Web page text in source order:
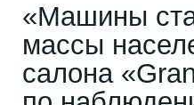
«Машины
массы
салона